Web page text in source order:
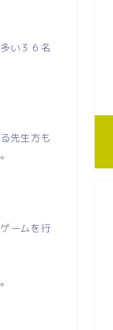
い３６名
先生方も
ームを行